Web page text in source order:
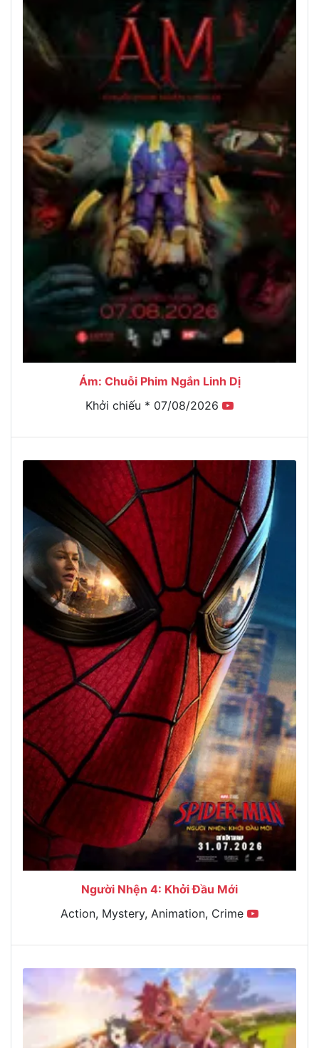
Ám: Chuỗi Phim Ngắn Linh Dị
Khởi chiếu * 07/08/2026
Người Nhện 4: Khởi Đầu Mới
Action, Mystery, Animation, Crime